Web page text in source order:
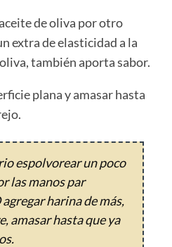
de oliva por otro
extra de elasticidad a la
también aporta sabor.
plana y amasar hasta
espolvorear un poco
las manos par
harina de más,
amasar hasta que ya